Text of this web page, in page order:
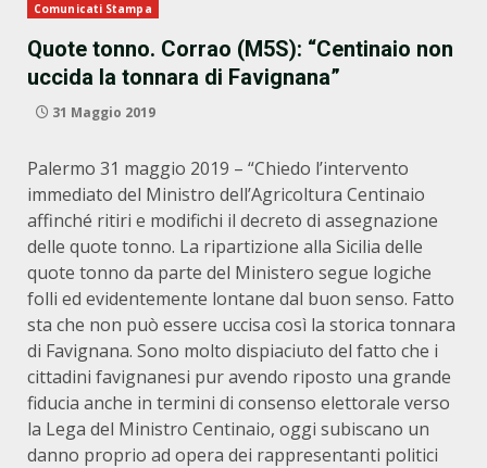
Comunicati Stampa
Quote tonno. Corrao (M5S): “Centinaio non
uccida la tonnara di Favignana”
31 Maggio 2019
Palermo 31 maggio 2019 – “Chiedo l’intervento
immediato del Ministro dell’Agricoltura Centinaio
affinché ritiri e modifichi il decreto di assegnazione
delle quote tonno. La ripartizione alla Sicilia delle
quote tonno da parte del Ministero segue logiche
folli ed evidentemente lontane dal buon senso. Fatto
sta che non può essere uccisa così la storica tonnara
di Favignana. Sono molto dispiaciuto del fatto che i
cittadini favignanesi pur avendo riposto una grande
fiducia anche in termini di consenso elettorale verso
la Lega del Ministro Centinaio, oggi subiscano un
danno proprio ad opera dei rappresentanti politici